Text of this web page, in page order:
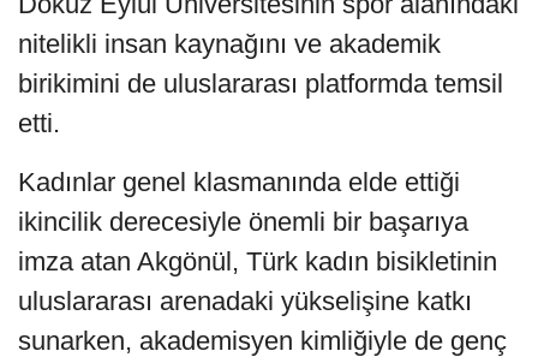
nitelikli insan kaynağını ve akademik
birikimini de uluslararası platformda temsil
etti.
Kadınlar genel klasmanında elde ettiği
ikincilik derecesiyle önemli bir başarıya
imza atan Akgönül, Türk kadın bisikletinin
uluslararası arenadaki yükselişine katkı
sunarken, akademisyen kimliğiyle de genç